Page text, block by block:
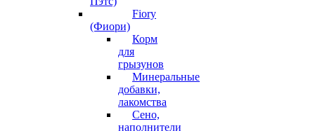
Fiory
(Фиори)
Корм
для
грызунов
Минеральные
добавки,
лакомства
Сено,
наполнители